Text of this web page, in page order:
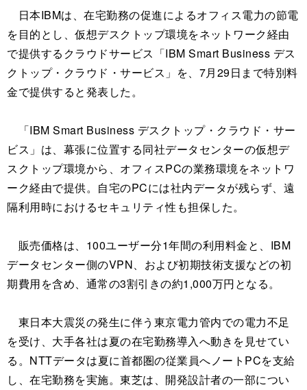
日本IBMは、在宅勤務の促進によるオフィス電力の節電
を目的とし、仮想デスクトップ環境をネットワーク経由
で提供するクラウドサービス「IBM Smart Business デス
クトップ・クラウド・サービス」を、7月29日まで特別料
金で提供すると発表した。
「IBM Smart Business デスクトップ・クラウド・サー
ビス」は、幕張に位置する同社データセンターの仮想デ
スクトップ環境から、オフィスPCの業務環境をネットワ
ーク経由で提供。自宅のPCには社内データが残らず、遠
隔利用時におけるセキュリティ性も担保した。
販売価格は、100ユーザー分1年間の利用料金と、IBM
データセンター側のVPN、および初期技術支援などの初
期費用を含め、通常の3割引きの約1,000万円となる。
東日本大震災の発生に伴う東京電力管内での電力不足
を受け、大手各社は夏の在宅勤務導入へ動きを見せてい
る。NTTデータは夏に首都圏の従業員へノートPCを支給
し、在宅勤務を実施。東芝は、開発設計者の一部につい